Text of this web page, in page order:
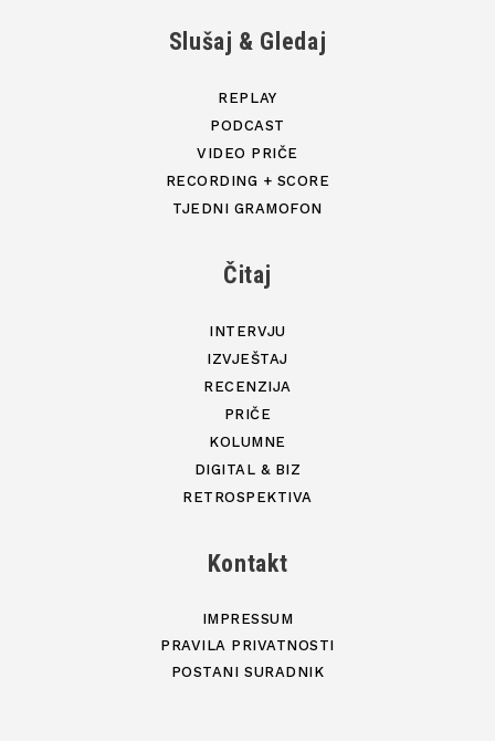
Slušaj & Gledaj
REPLAY
PODCAST
VIDEO PRIČE
RECORDING + SCORE
TJEDNI GRAMOFON
Čitaj
INTERVJU
IZVJEŠTAJ
RECENZIJA
PRIČE
KOLUMNE
DIGITAL & BIZ
RETROSPEKTIVA
Kontakt
IMPRESSUM
PRAVILA PRIVATNOSTI
POSTANI SURADNIK